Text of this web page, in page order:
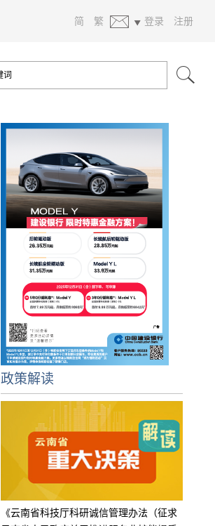
简 繁 登录 注册
政策解读
《云南省科技厅科研诚信管理办法（征求